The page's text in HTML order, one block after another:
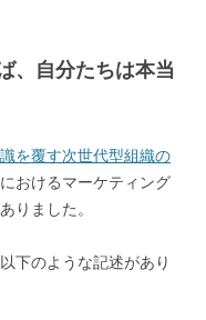
、自分たちは本当
を覆す次世代型組織の
おけるマーケティング
りました。
下のような記述があり